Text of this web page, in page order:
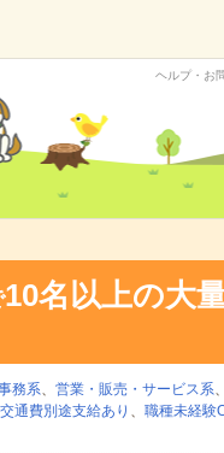
ヘルプ・お
10名以上の大
務系、 営業・販売・サービス系、
交通費別途支給あり 、 職種未経験